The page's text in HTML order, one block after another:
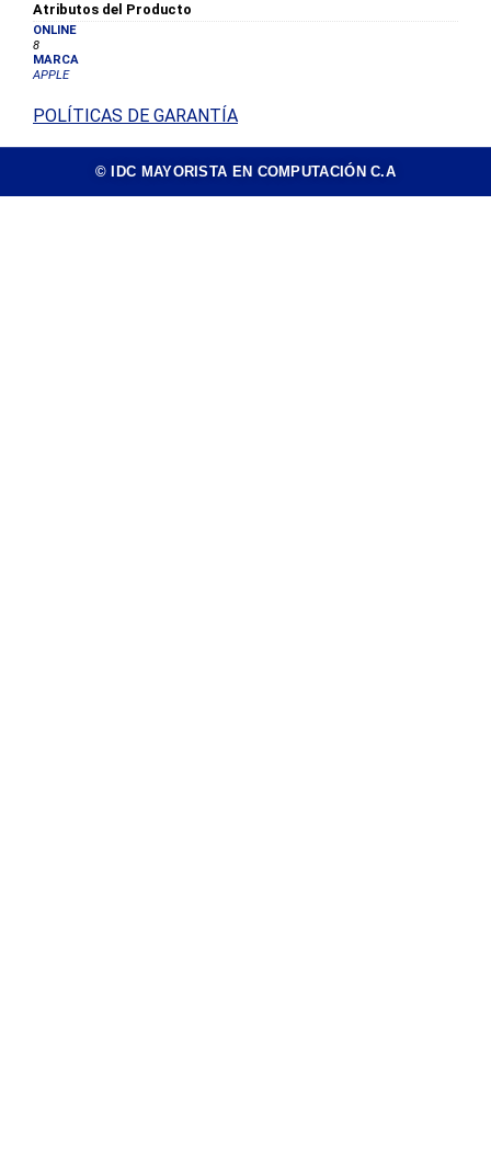
Atributos del Producto
ONLINE
8
MARCA
APPLE
POLÍTICAS DE GARANTÍA
© IDC MAYORISTA EN COMPUTACIÓN C.A